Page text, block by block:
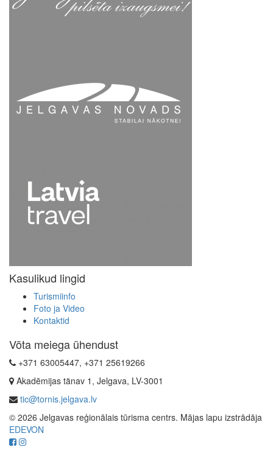
Kasulikud lingid
Turismiinfo
Foto ja Video
Kontaktid
Võta meiega ühendust
+371 63005447, +371 25619266
Akadēmijas tänav 1, Jelgava, LV-3001
tic@tornis.jelgava.lv
© 2026 Jelgavas reģionālais tūrisma centrs. Mājas lapu izstrādāja
EDEVON